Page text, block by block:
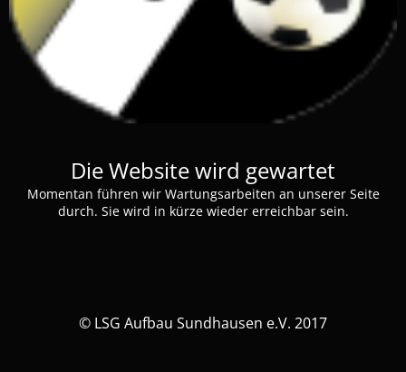
Die Website wird gewartet
Momentan führen wir Wartungsarbeiten an unserer Seite
durch. Sie wird in kürze wieder erreichbar sein.
© LSG Aufbau Sundhausen e.V. 2017